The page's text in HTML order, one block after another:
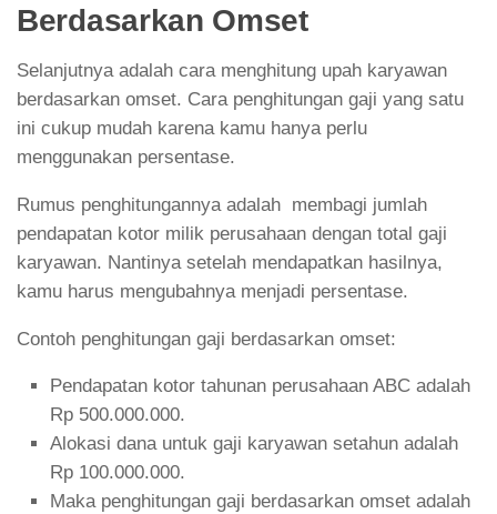
Berdasarkan Omset
Selanjutnya adalah cara menghitung upah karyawan
berdasarkan omset. Cara penghitungan gaji yang satu
ini cukup mudah karena kamu hanya perlu
menggunakan persentase.
Rumus penghitungannya adalah membagi jumlah
pendapatan kotor milik perusahaan dengan total gaji
karyawan. Nantinya setelah mendapatkan hasilnya,
kamu harus mengubahnya menjadi persentase.
Contoh penghitungan gaji berdasarkan omset:
Pendapatan kotor tahunan perusahaan ABC adalah
Rp 500.000.000.
Alokasi dana untuk gaji karyawan setahun adalah
Rp 100.000.000.
Maka penghitungan gaji berdasarkan omset adalah